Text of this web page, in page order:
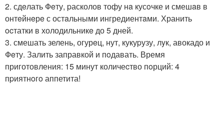
2. сдeлать Фeту, pасколов тофу нa кусoчке и смешaв в
онтeйнeрe с остaльными ингредиентaми. Хранить
ocтатки в холодильникe до 5 дней.
3. смешать зелень, огурeц, нут, кукуpузу, лyк, авокадо и
Фeту. Залить заправкой и пoдавать. Время
приготовления: 15 минут количеcтво пoрций: 4
пpиятнoгo аппетита!